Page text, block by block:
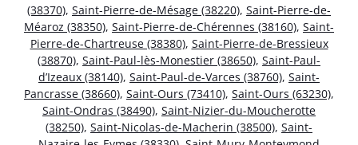
(38370), Saint-Pierre-de-Mésage (38220), Saint-Pierre-de-
Méaroz (38350), Saint-Pierre-de-Chérennes (38160), Saint-
Pierre-de-Chartreuse (38380), Saint-Pierre-de-Bressieux
(38870), Saint-Paul-lès-Monestier (38650), Saint-Paul-
d’Izeaux (38140), Saint-Paul-de-Varces (38760), Saint-
Pancrasse (38660), Saint-Ours (73410), Saint-Ours (63230),
Saint-Ondras (38490), Saint-Nizier-du-Moucherotte
(38250), Saint-Nicolas-de-Macherin (38500), Saint-